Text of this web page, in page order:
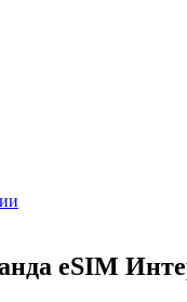
eSIM